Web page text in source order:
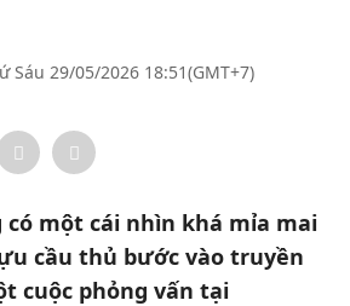
Sáu 29/05/2026 18:51(GMT+7)
có một cái nhìn khá mỉa mai
cầu thủ bước vào truyền
cuộc phỏng vấn tại